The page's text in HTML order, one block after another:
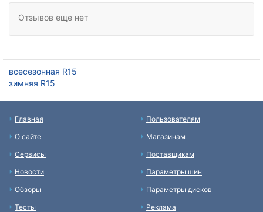
Отзывов еще нет
всесезонная R15
зимняя R15
Главная
О сайте
Сервисы
Новости
Обзоры
Тесты
Пользователям
Магазинам
Поставщикам
Параметры шин
Параметры дисков
Реклама